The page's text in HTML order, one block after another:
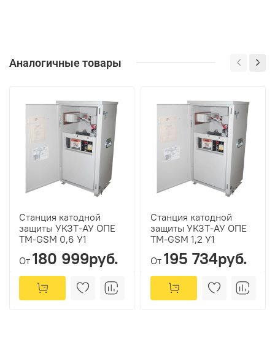
Аналогичные товары
Станция катодной
защиты УКЗТ-АУ ОПЕ
ТМ-GSM 0,6 У1
От 180 999руб.
Станция катодной
защиты УКЗТ-АУ ОПЕ
ТМ-GSM 1,2 У1
От 195 734руб.